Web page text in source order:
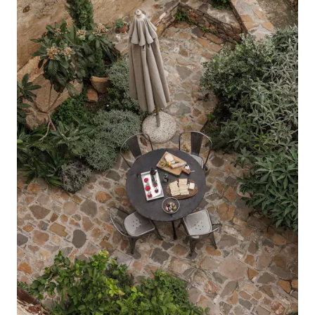
hóspedes podem deixar as chaves da
casa na mesa de jantar, fechando a porta
e notificando imediatamente o anfitrião.
É isso! O anfitrião está sempre
disponível, quando solicitado, para ajudar
os hóspedes a transportar as suas malas
para fora do apartamento. Os hóspedes
sempre têm a possibilidade de deixar,
quando necessário, suas malas e
pertences pessoais, mesmo após o
check-out, em um local seguro,
enquanto precisarem.
________________________________________
INSTRUÇÕES E INFORMAÇÕES DE
CHECK-IN / CHECK-OUT CHECK-IN
Flexibilidade como regra principal: o
Anfitrião garante sua disponibilidade
para o check-in a qualquer hora do dia
ou da noite, sem taxas adicionais.
Normalmente, o apartamento está
disponível para check-in a partir do
meio-dia (12h00). A disponibilidade do
apartamento antes do meio-dia é